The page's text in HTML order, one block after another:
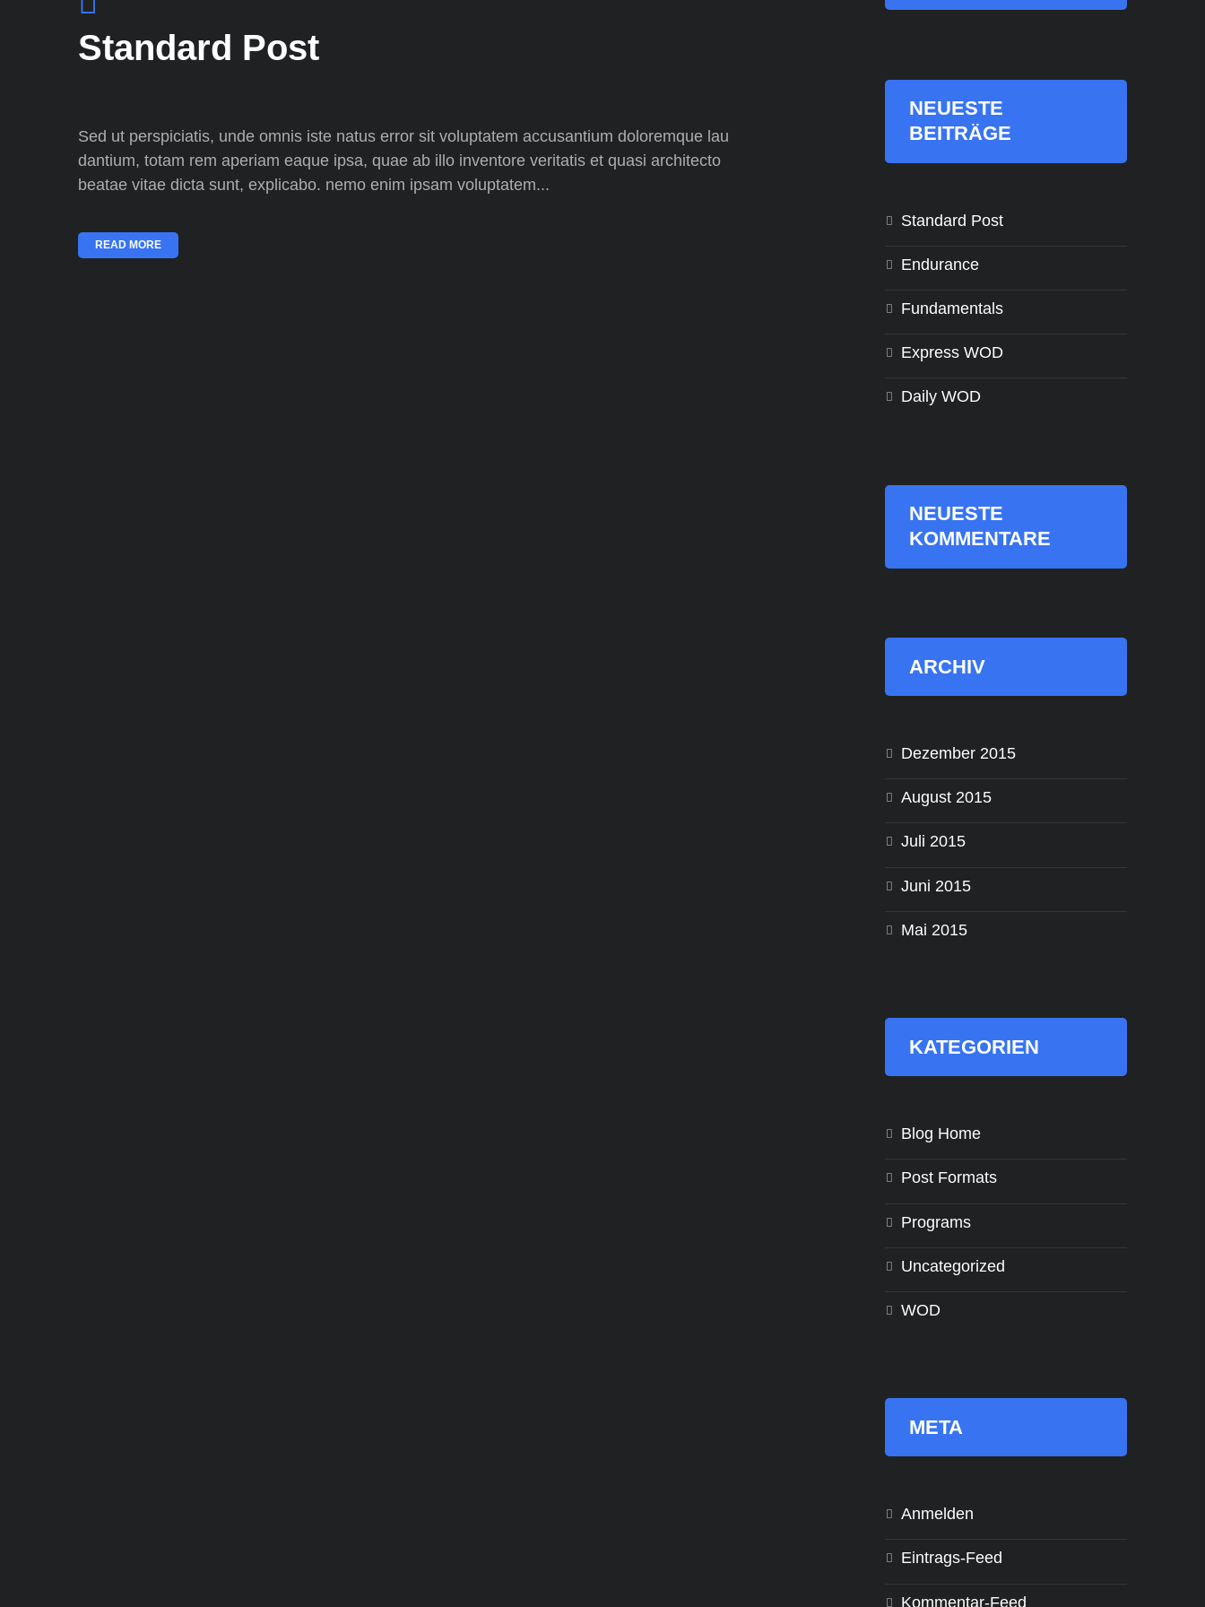
Standard Post
Sed ut perspiciatis, unde omnis iste natus error sit voluptatem accusantium doloremque lau
dantium, totam rem aperiam eaque ipsa, quae ab illo inventore veritatis et quasi architecto
beatae vitae dicta sunt, explicabo. nemo enim ipsam voluptatem...
READ MORE
NEUESTE
BEITRÄGE
Standard Post
Endurance
Fundamentals
Express WOD
Daily WOD
NEUESTE
KOMMENTARE
ARCHIV
Dezember 2015
August 2015
Juli 2015
Juni 2015
Mai 2015
KATEGORIEN
Blog Home
Post Formats
Programs
Uncategorized
WOD
META
Anmelden
Eintrags-Feed
Kommentar-Feed